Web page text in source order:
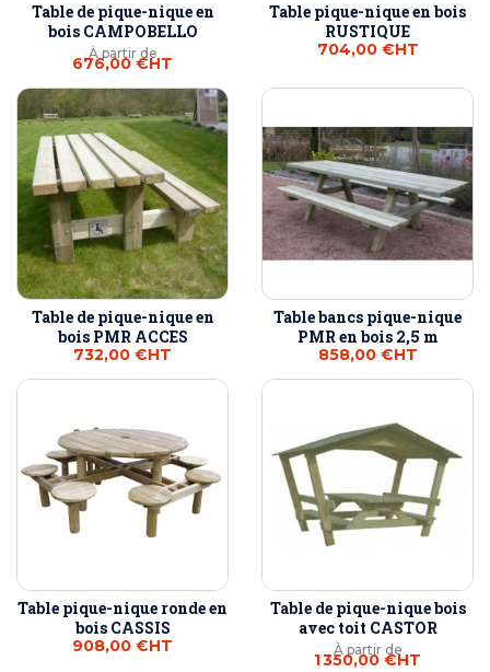
Table de pique-nique en
bois CAMPOBELLO
À partir de
676,00 €HT
Table pique-nique en bois
RUSTIQUE
704,00 €HT
Table de pique-nique en
bois PMR ACCES
732,00 €HT
Table bancs pique-nique
PMR en bois 2,5 m
858,00 €HT
Table pique-nique ronde en
bois CASSIS
908,00 €HT
Table de pique-nique bois
avec toit CASTOR
À partir de
1 350,00 €HT